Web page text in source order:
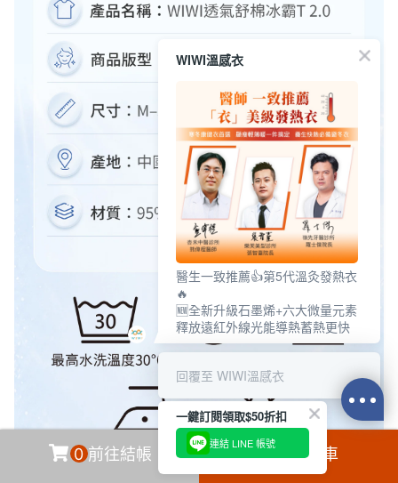
0 前往結帳 加入購物車
WIWI溫感衣
醫生一致推薦👍第5代溫灸發熱衣
🔥
🆕全新升級石墨烯+六大微量元素
釋放遠紅外線光能導熱蓄熱更快
回覆至 WIWI溫感衣
一鍵訂閱領取$50折扣
連結 LINE 帳號